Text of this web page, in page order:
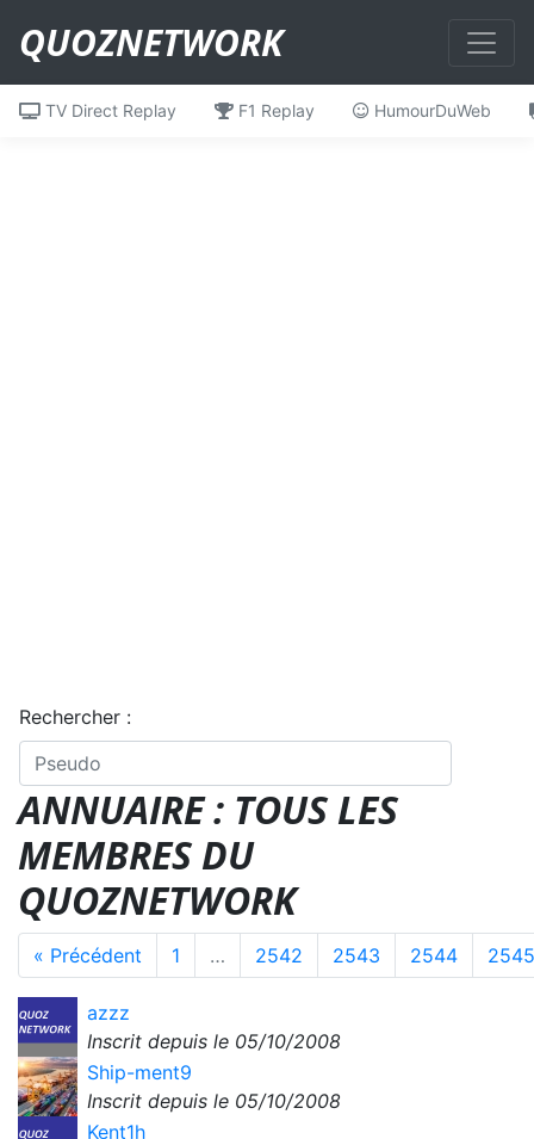
QUOZNETWORK
TV Direct Replay F1 Replay HumourDuWeb
Rechercher :
ANNUAIRE : TOUS LES
MEMBRES DU
QUOZNETWORK
« Précédent 1 … 2542 2543 2544 2545
azzz
Inscrit depuis le 05/10/2008
Ship-ment9
Inscrit depuis le 05/10/2008
Kent1h